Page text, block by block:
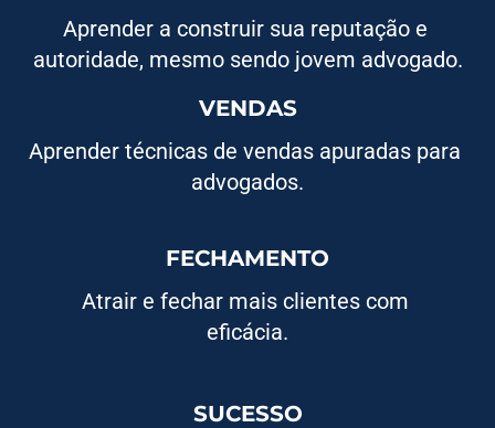
Aprender a construir sua reputação e
autoridade, mesmo sendo jovem advogado.
VENDAS
Aprender técnicas de vendas apuradas para
advogados.
FECHAMENTO
Atrair e fechar mais clientes com
eficácia.
SUCESSO